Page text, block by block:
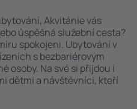
Akvitánie vás
úspěšná služební cesta?
spokojeni. Ubytování v
s bezbariérovým
osoby. Na své si přijdou i
dětmi a návštěvníci, kteří